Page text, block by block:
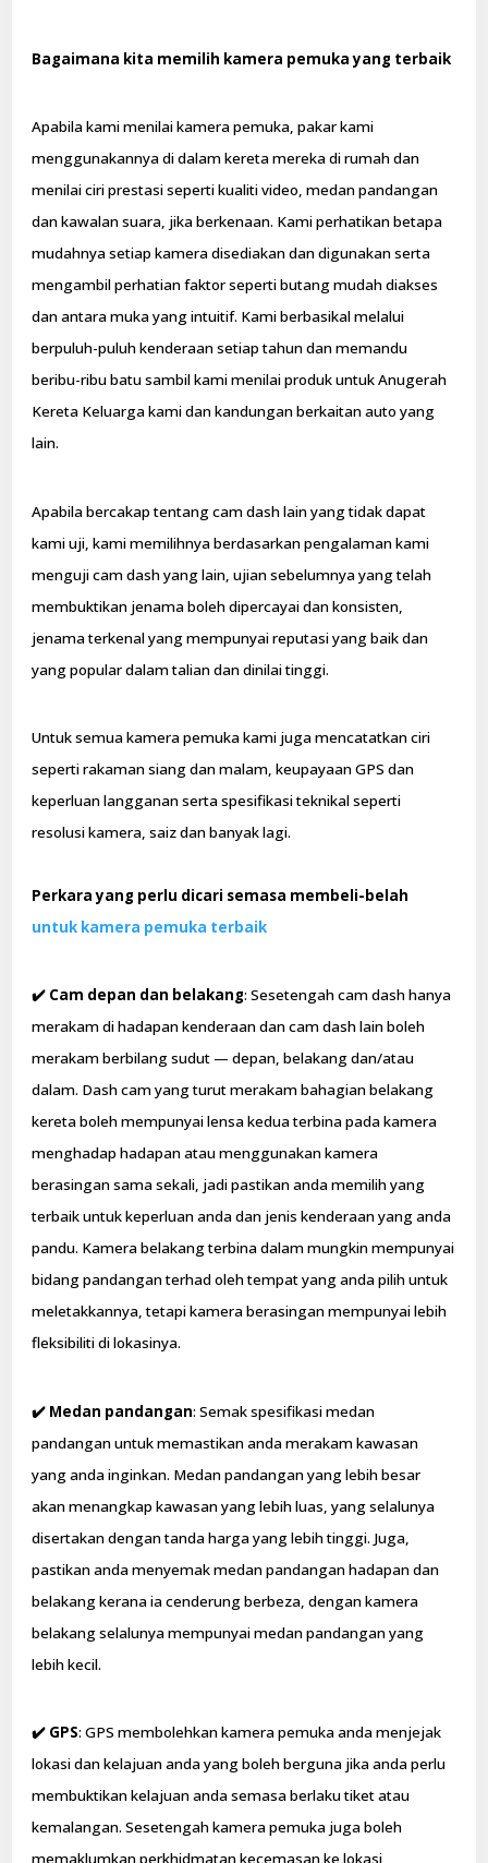
Bagaimana kita memilih kamera pemuka yang terbaik
Apabila kami menilai kamera pemuka, pakar kami
menggunakannya di dalam kereta mereka di rumah dan
menilai ciri prestasi seperti kualiti video, medan pandangan
dan kawalan suara, jika berkenaan. Kami perhatikan betapa
mudahnya setiap kamera disediakan dan digunakan serta
mengambil perhatian faktor seperti butang mudah diakses
dan antara muka yang intuitif. Kami berbasikal melalui
berpuluh-puluh kenderaan setiap tahun dan memandu
beribu-ribu batu sambil kami menilai produk untuk Anugerah
Kereta Keluarga kami dan kandungan berkaitan auto yang
lain.
Apabila bercakap tentang cam dash lain yang tidak dapat
kami uji, kami memilihnya berdasarkan pengalaman kami
menguji cam dash yang lain, ujian sebelumnya yang telah
membuktikan jenama boleh dipercayai dan konsisten,
jenama terkenal yang mempunyai reputasi yang baik dan
yang popular dalam talian dan dinilai tinggi.
Untuk semua kamera pemuka kami juga mencatatkan ciri
seperti rakaman siang dan malam, keupayaan GPS dan
keperluan langganan serta spesifikasi teknikal seperti
resolusi kamera, saiz dan banyak lagi.
Perkara yang perlu dicari semasa membeli-belah
untuk kamera pemuka terbaik
✔️ Cam depan dan belakang: Sesetengah cam dash hanya
merakam di hadapan kenderaan dan cam dash lain boleh
merakam berbilang sudut — depan, belakang dan/atau
dalam. Dash cam yang turut merakam bahagian belakang
kereta boleh mempunyai lensa kedua terbina pada kamera
menghadap hadapan atau menggunakan kamera
berasingan sama sekali, jadi pastikan anda memilih yang
terbaik untuk keperluan anda dan jenis kenderaan yang anda
pandu. Kamera belakang terbina dalam mungkin mempunyai
bidang pandangan terhad oleh tempat yang anda pilih untuk
meletakkannya, tetapi kamera berasingan mempunyai lebih
fleksibiliti di lokasinya.
✔️ Medan pandangan: Semak spesifikasi medan
pandangan untuk memastikan anda merakam kawasan
yang anda inginkan. Medan pandangan yang lebih besar
akan menangkap kawasan yang lebih luas, yang selalunya
disertakan dengan tanda harga yang lebih tinggi. Juga,
pastikan anda menyemak medan pandangan hadapan dan
belakang kerana ia cenderung berbeza, dengan kamera
belakang selalunya mempunyai medan pandangan yang
lebih kecil.
✔️ GPS: GPS membolehkan kamera pemuka anda menjejak
lokasi dan kelajuan anda yang boleh berguna jika anda perlu
membuktikan kelajuan anda semasa berlaku tiket atau
kemalangan. Sesetengah kamera pemuka juga boleh
memaklumkan perkhidmatan kecemasan ke lokasi